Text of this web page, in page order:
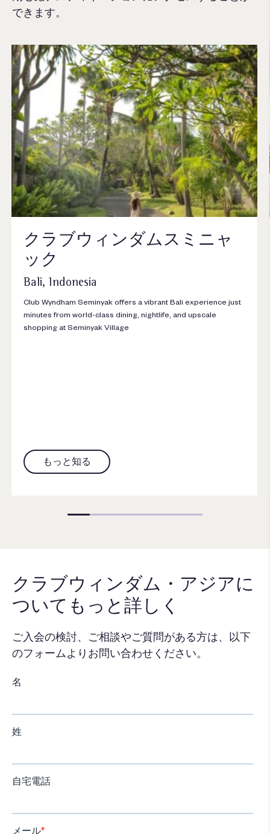
できます。
クラブウィンダムスミニャ
ック
Bali, Indonesia
Club Wyndham Seminyak offers a vibrant Bali experience just
minutes from world-class dining, nightlife, and upscale
shopping at Seminyak Village
もっと知る
クラブウィンダム・アジアに
ついてもっと詳しく
ご入会の検討、ご相談やご質問がある方は、以下
のフォームよりお問い合わせください。​